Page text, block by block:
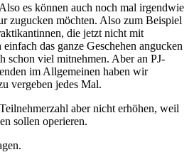
es können auch noch mal irgendwie
zugucken möchten. Also zum Beispiel
die jetzt nicht mit
das ganze Geschehen angucken
schon viel mitnehmen. Aber an PJ-
im Allgemeinen haben wir
vergeben jedes Mal.
aber nicht erhöhen, weil
sollen operieren.